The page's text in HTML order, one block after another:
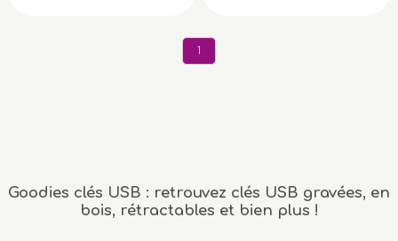
1
Goodies clés USB : retrouvez clés USB gravées, en
bois, rétractables et bien plus !